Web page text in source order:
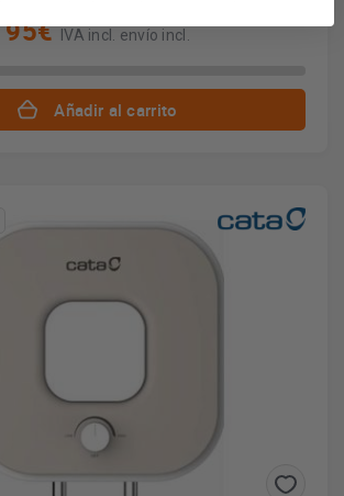
95€IVA incl. envío incl.
Añadir al carrito